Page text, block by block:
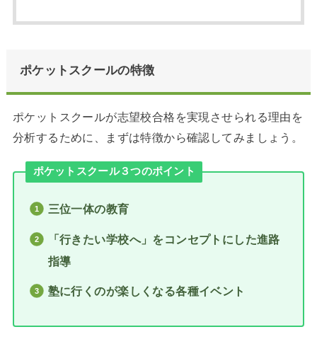
ポケットスクールの特徴
ポケットスクールが志望校合格を実現させられる理由を
分析するために、まずは特徴から確認してみましょう。
ポケットスクール３つのポイント
三位一体の教育
「行きたい学校へ」をコンセプトにした進路
指導
塾に行くのが楽しくなる各種イベント